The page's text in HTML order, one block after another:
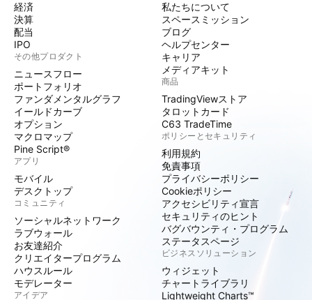
経済
決算
配当
IPO
その他プロダクト
ニュースフロー
ポートフォリオ
ファンダメンタルグラフ
イールドカーブ
オプション
マクロマップ
Pine Script®
アプリ
モバイル
デスクトップ
コミュニティ
ソーシャルネットワーク
ラブウォール
お友達紹介
クリエイタープログラム
ハウスルール
モデレーター
アイデア
私たちについて
スペースミッション
ブログ
ヘルプセンター
キャリア
メディアキット
商品
TradingViewストア
タロットカード
C63 TradeTime
ポリシーとセキュリティ
利用規約
免責事項
プライバシーポリシー
Cookieポリシー
アクセシビリティ宣言
セキュリティのヒント
バグバウンティ・プログラム
ステータスページ
ビジネスソリューション
ウィジェット
チャートライブラリ
Lightweight Charts™